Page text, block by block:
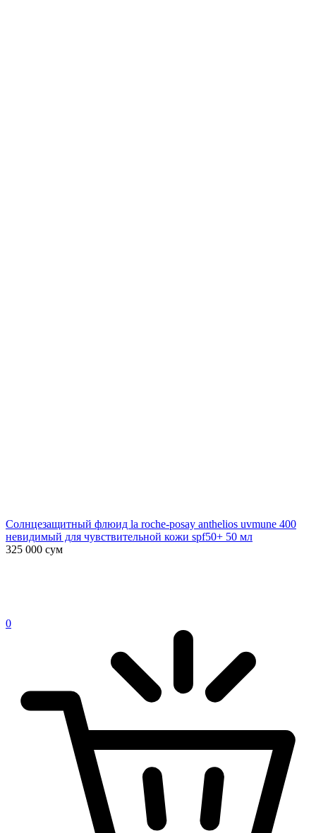
Солнцезащитный флюид la roche-posay anthelios uvmune 400
невидимый для чувствительной кожи spf50+ 50 мл
325 000 сум
0